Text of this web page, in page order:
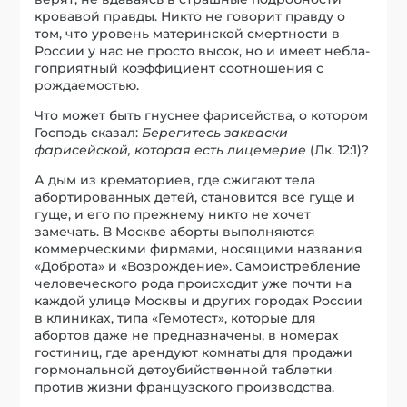
кровавой правды. Никто не говорит правду о
том, что уровень материнской смертности в
России у нас не просто высок, но и имеет не­бла­­
гоприятный коэффициент соотношения с
рождаемостью.
Что может быть гнуснее фарисейства, о котором
Господь сказал: Берегитесь закваски
фарисейской, которая есть лицемерие (Лк. 12:1)?
А дым из крематориев, где сжигают тела
абортированных детей, становится все гуще и
гуще, и его по прежнему никто не хочет
замечать. В Москве аборты выполняются
коммерческими фирмами, носящими названия
«Доброта» и «Возрождение». Самоистребление
человеческого рода происходит уже почти на
каждой улице Москвы и других городах России
в клиниках, типа «Гемотест», которые для
абортов даже не предназначены, в номерах
гостиниц, где арендуют комнаты для продажи
гормональной детоубийственной таблетки
против жизни французского производства.